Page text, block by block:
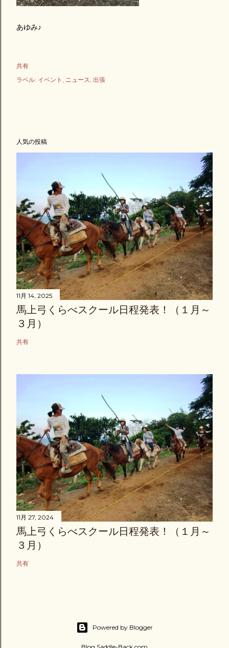
あゆみ♪
共有
ラベル: イベント ニュース 出張
人気の投稿
11月 14, 2025
馬上弓くらべスクール日程発表！（１月～
３月）
共有
11月 27, 2024
馬上弓くらべスクール日程発表！（１月～
３月）
共有
Powered by Blogger